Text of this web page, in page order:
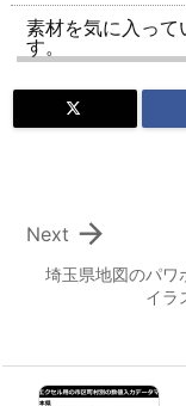
素材を気に入って
す。
埼玉県地図のパワ
イラ

Next